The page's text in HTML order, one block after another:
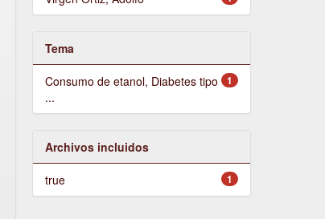
Tema
1
Consumo de etanol, Diabetes tipo
...
Archivos incluidos
1
true